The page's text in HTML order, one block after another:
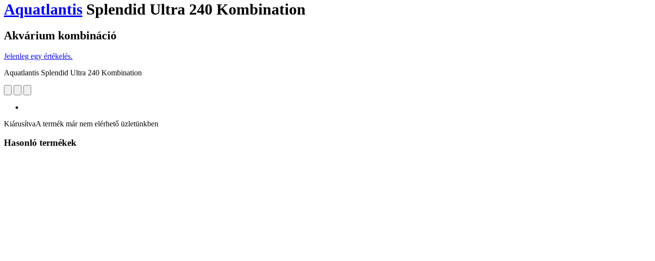
Aquatlantis Splendid Ultra 240 Kombination
Akvárium kombináció
Jelenleg egy értékelés.
Aquatlantis Splendid Ultra 240 Kombination
KiárusítvaA termék már nem elérhető üzletünkben
Hasonló termékek